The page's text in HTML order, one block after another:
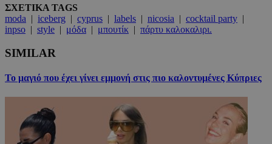
ΣΧΕΤΙΚΑ TAGS
moda | iceberg | cyprus | labels | nicosia | cocktail party |
inpso | style | μόδα | μπουτίκ | πάρτυ καλοκαλιρι.
SIMILAR
Το μαγιό που έχει γίνει εμμονή στις πιο καλοντυμένες Κύπριες